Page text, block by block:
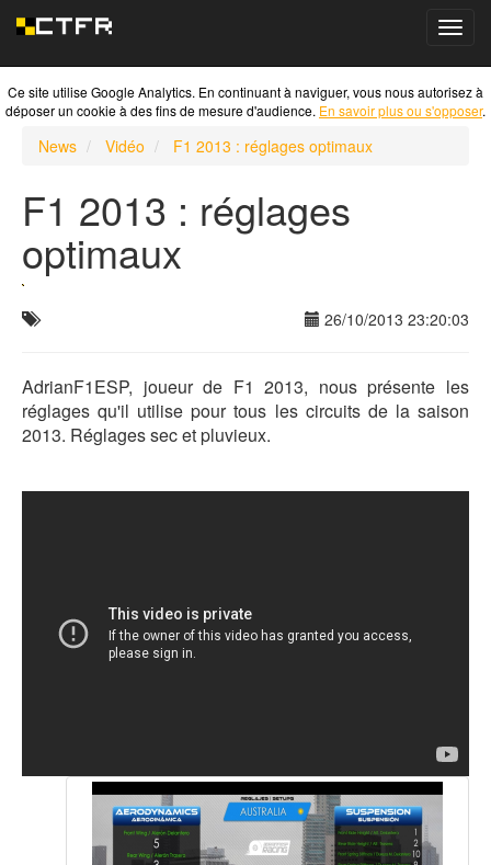
Ce site utilise Google Analytics. En continuant à naviguer, vous nous autorisez à
déposer un cookie à des fins de mesure d'audience. En savoir plus ou s'opposer.
News Vidéo F1 2013 : réglages optimaux
F1 2013 : réglages
optimaux
26/10/2013 23:20:03
AdrianF1ESP, joueur de F1 2013, nous présente les
réglages qu'il utilise pour tous les circuits de la saison
2013. Réglages sec et pluvieux.